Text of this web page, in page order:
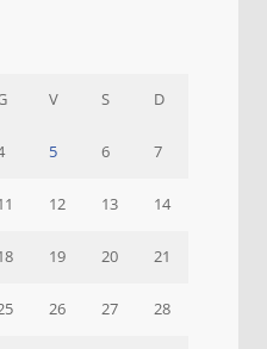
V S D
5 6 7
12 13 14
19 20 21
26 27 28